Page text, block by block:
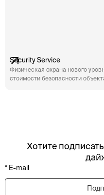
Security Service
Физическая охрана нового
стоимости безопасности
Хотите